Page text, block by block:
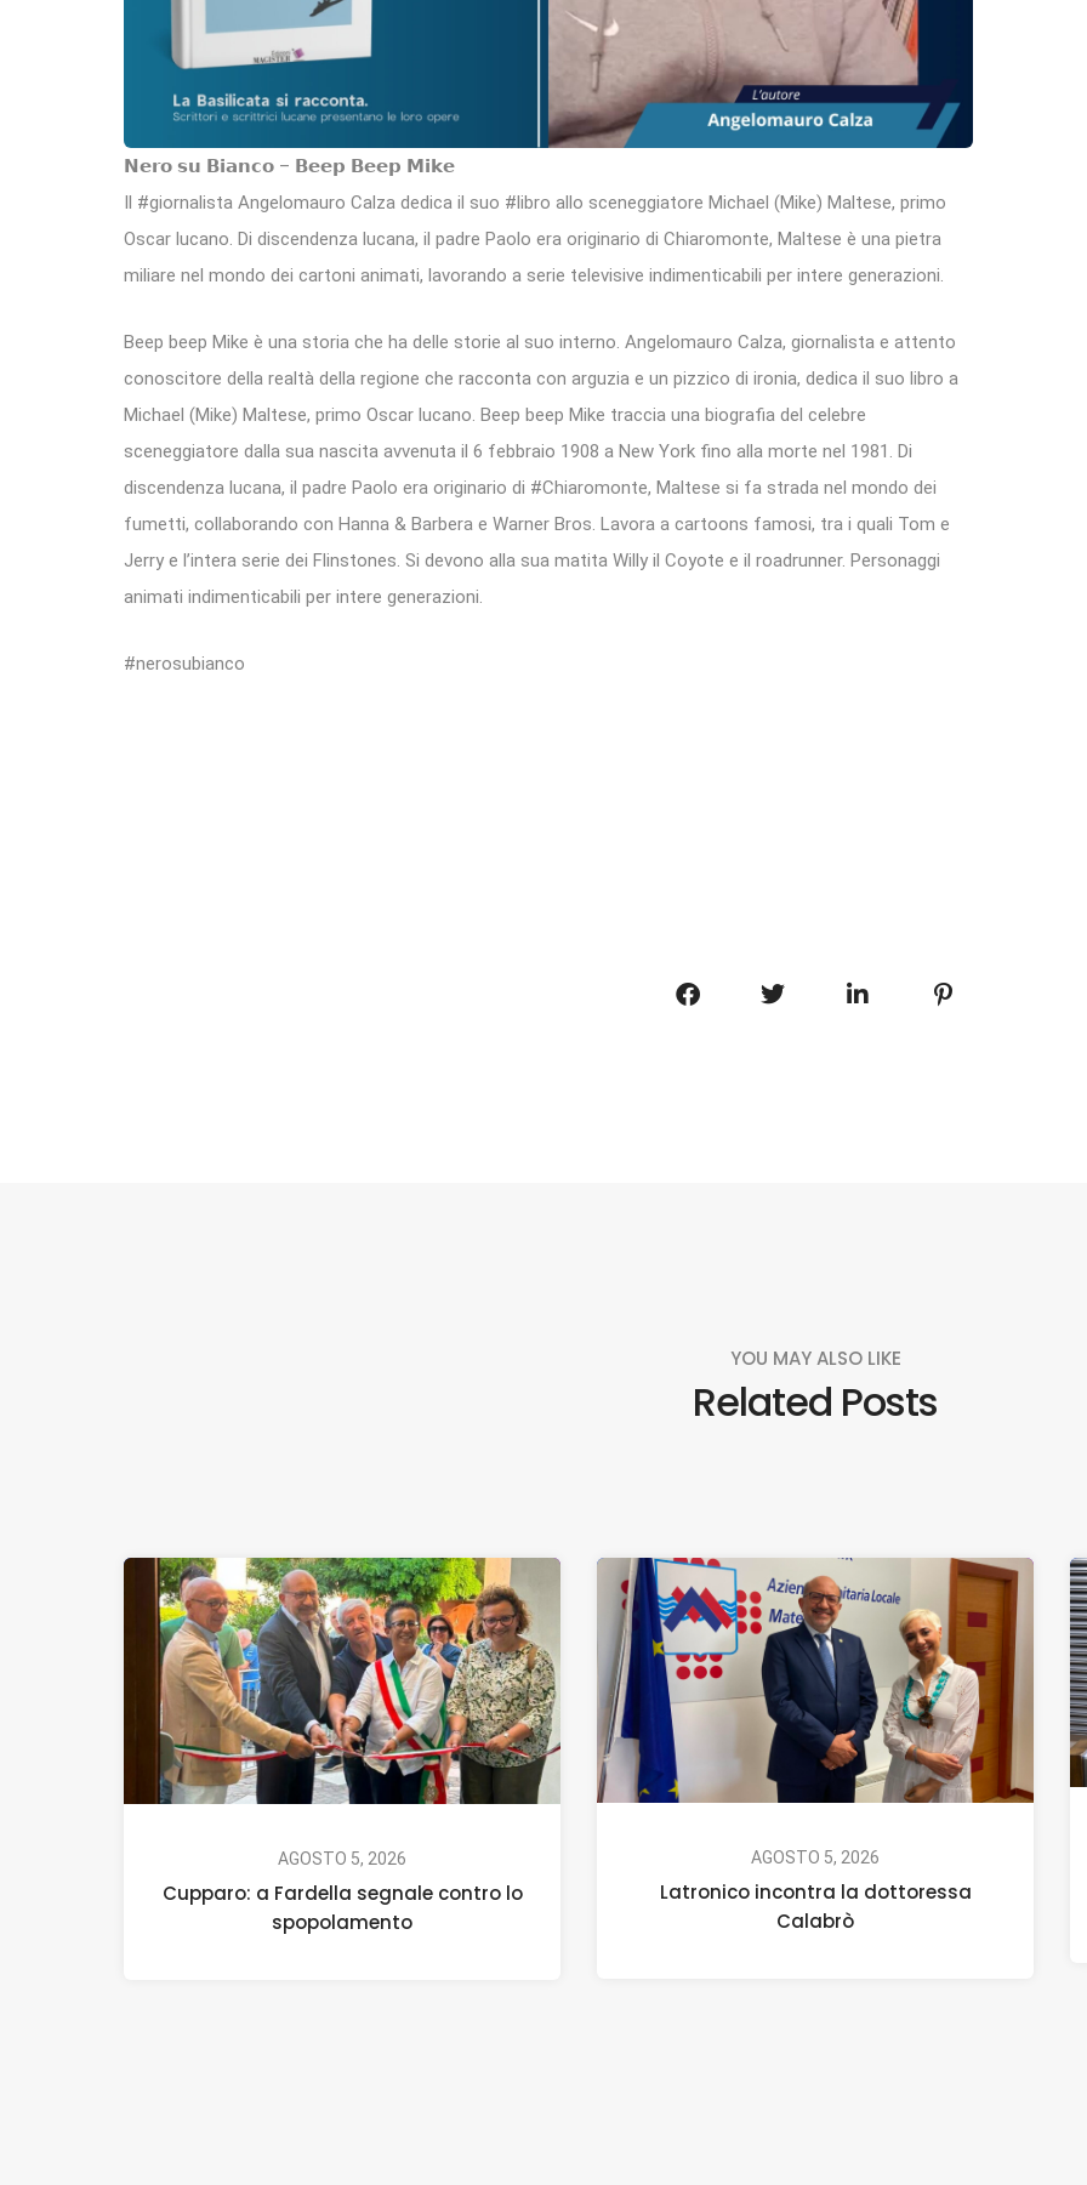
𝗡𝗲𝗿𝗼 𝘀𝘂 𝗕𝗶𝗮𝗻𝗰𝗼 – 𝗕𝗲𝗲𝗽 𝗕𝗲𝗲𝗽 𝗠𝗶𝗸𝗲
Il #giornalista Angelomauro Calza dedica il suo #libro allo sceneggiatore Michael (Mike) Maltese, primo
Oscar lucano. Di discendenza lucana, il padre Paolo era originario di Chiaromonte, Maltese è una pietra
miliare nel mondo dei cartoni animati, lavorando a serie televisive indimenticabili per intere generazioni.
Beep beep Mike è una storia che ha delle storie al suo interno. Angelomauro Calza, giornalista e attento
conoscitore della realtà della regione che racconta con arguzia e un pizzico di ironia, dedica il suo libro a
Michael (Mike) Maltese, primo Oscar lucano. Beep beep Mike traccia una biografia del celebre
sceneggiatore dalla sua nascita avvenuta il 6 febbraio 1908 a New York fino alla morte nel 1981. Di
discendenza lucana, il padre Paolo era originario di #Chiaromonte, Maltese si fa strada nel mondo dei
fumetti, collaborando con Hanna & Barbera e Warner Bros. Lavora a cartoons famosi, tra i quali Tom e
Jerry e l’intera serie dei Flinstones. Si devono alla sua matita Willy il Coyote e il roadrunner. Personaggi
animati indimenticabili per intere generazioni.
#nerosubianco
YOU MAY ALSO LIKE
Related Posts
AGOSTO 5, 2026
Cupparo: a Fardella segnale contro lo
spopolamento
AGOSTO 5, 2026
Latronico incontra la dottoressa
Calabrò